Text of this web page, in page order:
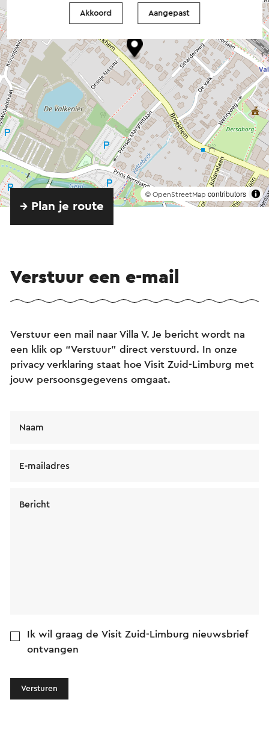
© OpenStreetMap contributors
→ Plan je route
Verstuur een e-mail
Verstuur een mail naar Villa V. Je bericht wordt na
een klik op “Verstuur” direct verstuurd. In onze
privacy verklaring staat hoe Visit Zuid-Limburg met
jouw persoonsgegevens omgaat.
Naam
E-mailadres
Bericht
Ik wil graag de Visit Zuid-Limburg nieuwsbrief
ontvangen
Versturen
Akkoord Aangepast